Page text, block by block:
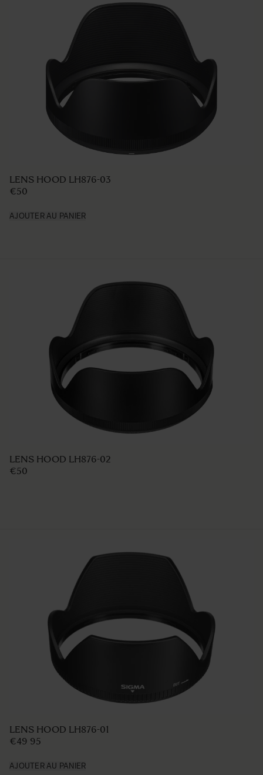
LENS HOOD LH876-03
€50
AJOUTER AU PANIER
LENS HOOD LH876-02
€50
LENS HOOD LH876-01
€49 95
AJOUTER AU PANIER